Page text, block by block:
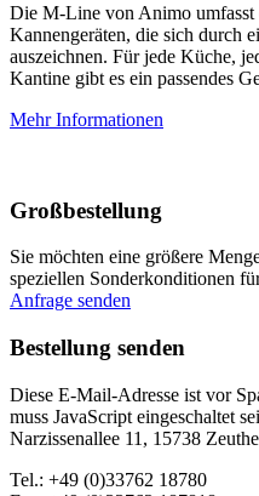
Die M-Line von Animo umfasst
Kannengeräten, die sich durch
auszeichnen. Für jede Küche,
Kantine gibt es ein passendes
Mehr Informationen
Großbestellung
Sie möchten eine größere
speziellen Sonderkonditionen
Anfrage senden
Bestellung senden
Diese E-Mail-Adresse ist vor
muss JavaScript eingeschaltet
Narzissenallee 11, 15738
Tel.: +49 (0)33762 18780